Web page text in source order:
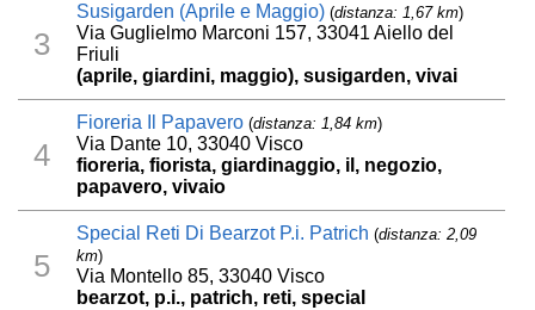
3
Susigarden (Aprile e Maggio) (distanza: 1,67 km)
Via Guglielmo Marconi 157, 33041 Aiello del
Friuli
(aprile, giardini, maggio), susigarden, vivai
4
Fioreria Il Papavero (distanza: 1,84 km)
Via Dante 10, 33040 Visco
fioreria, fiorista, giardinaggio, il, negozio,
papavero, vivaio
5
Special Reti Di Bearzot P.i. Patrich (distanza: 2,09
km)
Via Montello 85, 33040 Visco
bearzot, p.i., patrich, reti, special